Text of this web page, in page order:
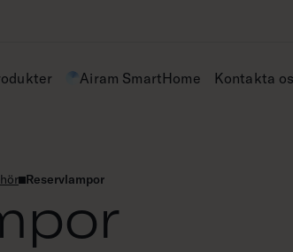
Airam SmartHome Kontakta
Reservlampor